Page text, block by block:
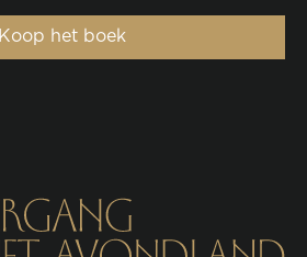
Koop het boek